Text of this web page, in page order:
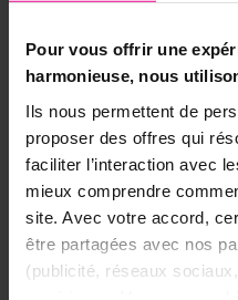
Pour vous offrir une
harmonieuse, nous
Ils nous permettent de
proposer des offres qui
faciliter l’interaction avec
mieux comprendre
site. Avec votre accord,
être partagées avec nos
(publicité, réseaux
Santal Iris
Toute la gamme →
🎁 Nos coffrets
Chez Ananda, forts
dans l'utilisation